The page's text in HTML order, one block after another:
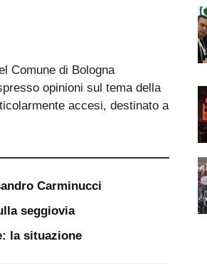
Comune di Bologna
opinioni sul tema della
accesi, destinato a
Carminucci
seggiovia
la situazione